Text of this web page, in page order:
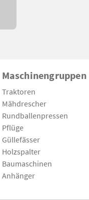
Maschinengruppen
Traktoren
Mähdrescher
Rundballenpressen
Pflüge
Güllefässer
Holzspalter
Baumaschinen
Anhänger